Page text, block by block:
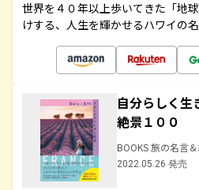
世界を４０年以上歩いてきた「地
けする、人生を輝かせるハワイの
自分らしく生
絶景１００
BOOKS 旅の名言
2022.05.26 発売